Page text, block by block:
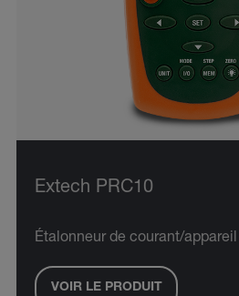
Extech PRC10
Étalonneur de courant/
VOIR LE PRODUIT